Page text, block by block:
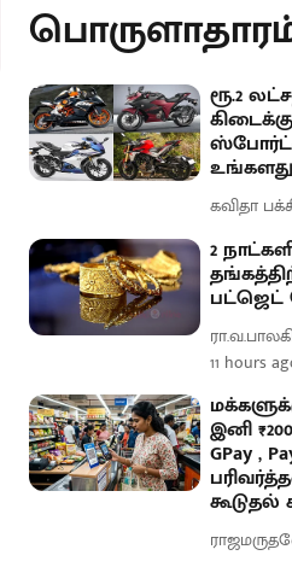
ரூ.2
உங்களது
கவிதா
2
11 hours
இனி
GPay ,